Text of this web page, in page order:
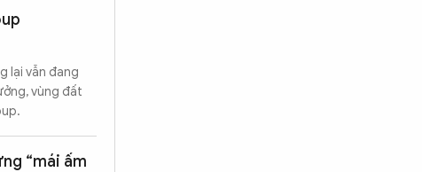
lại vẫn đang
vùng đất
“mái ấm